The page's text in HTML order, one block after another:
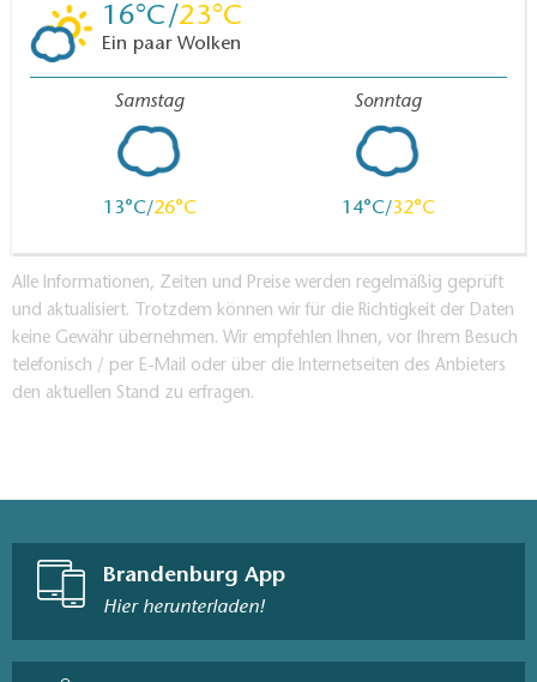
16 23
Ein paar Wolken
Samstag
13 26
Sonntag
14 32
Alle Informationen, Zeiten und Preise werden regelmäßig geprüft
und aktualisiert. Trotzdem können wir für die Richtigkeit der Daten
keine Gewähr übernehmen. Wir empfehlen Ihnen, vor Ihrem Besuch
telefonisch / per E-Mail oder über die Internetseiten des Anbieters
den aktuellen Stand zu erfragen.
Brandenburg App
Hier herunterladen!